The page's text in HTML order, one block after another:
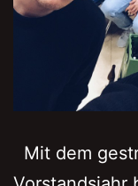
Mit dem